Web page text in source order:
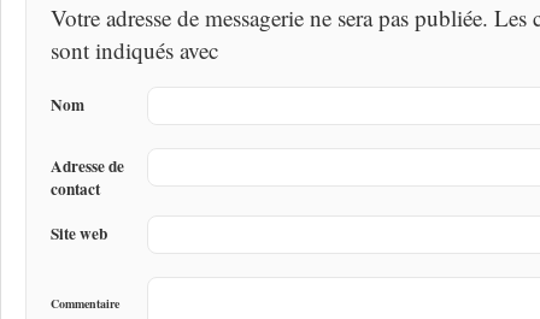
Votre adresse de messagerie ne sera pas publiée.
sont indiqués avec
Nom
Adresse de
contact
Site web
Commentaire